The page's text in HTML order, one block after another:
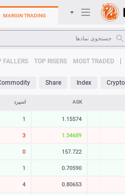
سیستم عامل های
MARGIN TRADING
MOST TRADED
TOP RISERS
FALLERS
Crypto
Index
Share
ASK اسپرد
1.15574
1
1.34687
4
157.722
3
0.70590
1
0.80653
4